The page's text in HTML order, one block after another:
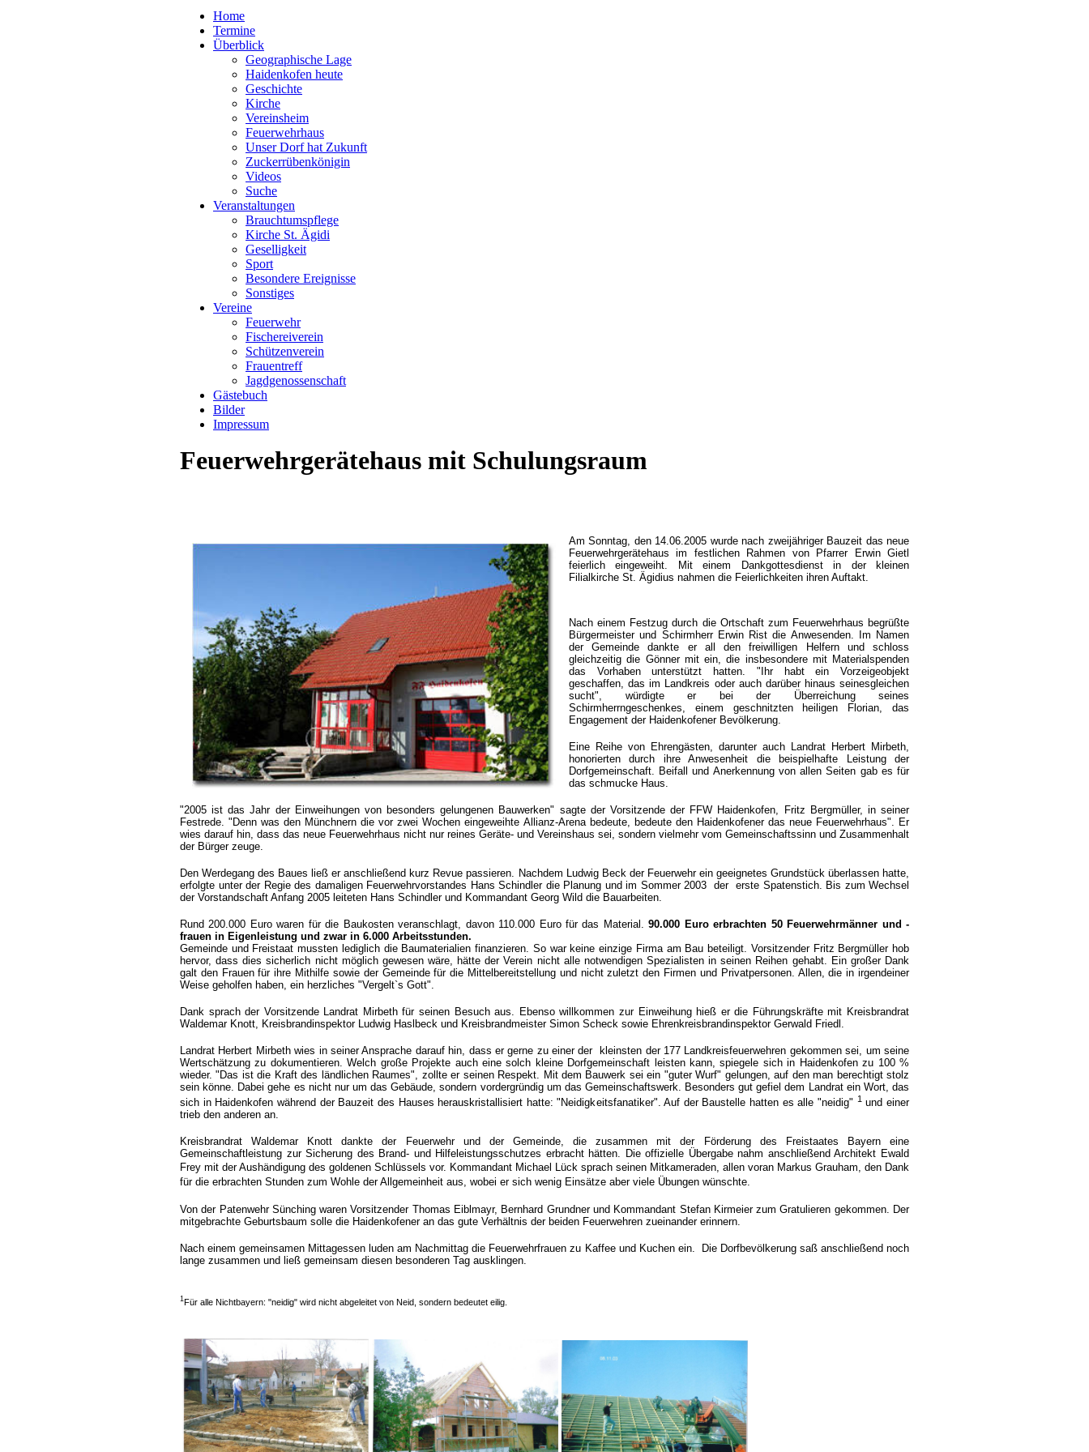
Home
Termine
Überblick
Geographische Lage
Haidenkofen heute
Geschichte
Kirche
Vereinsheim
Feuerwehrhaus
Unser Dorf hat Zukunft
Zuckerrübenkönigin
Videos
Suche
Veranstaltungen
Brauchtumspflege
Kirche St. Ägidi
Geselligkeit
Sport
Besondere Ereignisse
Sonstiges
Vereine
Feuerwehr
Fischereiverein
Schützenverein
Frauentreff
Jagdgenossenschaft
Gästebuch
Bilder
Impressum
Feuerwehrgerätehaus mit Schulungsraum
Am Sonntag, den 14.06.2005 wurde nach zweijähriger Bauzeit das neue
Feuerwehrgerätehaus im festlichen Rahmen von Pfarrer Erwin Gietl
feierlich eingeweiht. Mit einem Dankgottesdienst in der kleinen
Filialkirche St. Ägidius nahmen die Feierlichkeiten ihren Auftakt.
Nach einem Festzug durch die Ortschaft zum Feuerwehrhaus begrüßte
Bürgermeister und Schirmherr Erwin Rist die Anwesenden. Im Namen
der Gemeinde dankte er all den freiwilligen Helfern und schloss
gleichzeitig die Gönner mit ein, die insbesondere mit Materialspenden
das Vorhaben unterstützt hatten. "Ihr habt ein Vorzeigeobjekt
geschaffen, das im Landkreis oder auch darüber hinaus seinesgleichen
sucht", würdigte er bei der Überreichung seines
Schirmherrngeschenkes, einem geschnitzten heiligen Florian, das
Engagement der Haidenkofener Bevölkerung.
Eine Reihe von Ehrengästen, darunter auch Landrat Herbert Mirbeth,
honorierten durch ihre Anwesenheit die beispielhafte Leistung der
Dorfgemeinschaft. Beifall und Anerkennung von allen Seiten gab es für
das schmucke Haus.
"2005 ist das Jahr der Einweihungen von besonders gelungenen Bauwerken" sagte der Vorsitzende der FFW Haidenkofen, Fritz Bergmüller, in seiner
Festrede. "Denn was den Münchnern die vor zwei Wochen eingeweihte Allianz-Arena bedeute, bedeute den Haidenkofener das neue Feuerwehrhaus". Er
wies darauf hin, dass das neue Feuerwehrhaus nicht nur reines Geräte- und Vereinshaus sei, sondern vielmehr vom Gemeinschaftssinn und Zusammenhalt
der Bürger zeuge.
Den Werdegang des Baues ließ er anschließend kurz Revue passieren. Nachdem Ludwig Beck der Feuerwehr ein geeignetes Grundstück überlassen hatte,
erfolgte unter der Regie des damaligen Feuerwehrvorstandes Hans Schindler die Planung und im Sommer 2003 der erste Spatenstich. Bis zum Wechsel
der Vorstandschaft Anfang 2005 leiteten Hans Schindler und Kommandant Georg Wild die Bauarbeiten.
Rund 200.000 Euro waren für die Baukosten veranschlagt, davon 110.000 Euro für das Material.90.000 Euro erbrachten 50 Feuerwehrmänner und -
frauen in Eigenleistung und zwar in 6.000 Arbeitsstunden.
Gemeinde und Freistaat mussten lediglich die Baumaterialien finanzieren. So war keine einzige Firma am Bau beteiligt. Vorsitzender Fritz Bergmüller hob
hervor, dass dies sicherlich nicht möglich gewesen wäre, hätte der Verein nicht alle notwendigen Spezialisten in seinen Reihen gehabt. Ein großer Dank
galt den Frauen für ihre Mithilfe sowie der Gemeinde für die Mittelbereitstellung und nicht zuletzt den Firmen und Privatpersonen. Allen, die in irgendeiner
Weise geholfen haben, ein herzliches "Vergelt`s Gott".
Dank sprach der Vorsitzende Landrat Mirbeth für seinen Besuch aus. Ebenso willkommen zur Einweihung hieß er die Führungskräfte mit Kreisbrandrat
Waldemar Knott, Kreisbrandinspektor Ludwig Haslbeck und Kreisbrandmeister Simon Scheck sowie Ehrenkreisbrandinspektor Gerwald Friedl.
Landrat Herbert Mirbeth wies in seiner Ansprache darauf hin, dass er gerne zu einer der kleinsten der 177 Landkreisfeuerwehren gekommen sei, um seine
Wertschätzung zu dokumentieren. Welch große Projekte auch eine solch kleine Dorfgemeinschaft leisten kann, spiegele sich in Haidenkofen zu 100 %
wieder. "Das ist die Kraft des ländlichen Raumes", zollte er seinen Respekt. Mit dem Bauwerk sei ein "guter Wurf" gelungen, auf den man berechtigt stolz
sein könne. Dabei gehe es nicht nur um das Gebäude, sondern vordergründig um das Gemeinschaftswerk. Besonders gut gefiel dem Landrat ein Wort, das
sich in Haidenkofen während der Bauzeit des Hauses herauskristallisiert hatte: "Neidigkeitsfanatiker". Auf der Baustelle hatten es alle "neidig" 1 und einer
trieb den anderen an.
Kreisbrandrat Waldemar Knott dankte der Feuerwehr und der Gemeinde, die zusammen mit der Förderung des Freistaates Bayern eine
Gemeinschaftleistung zur Sicherung des Brand- und Hilfeleistungsschutzes erbracht hätten.
Die offizielle Übergabe nahm anschließend Architekt Ewald
Frey mit der Aushändigung des goldenen Schlüssels vor. Kommandant Michael Lück sprach seinen Mitkameraden, allen voran Markus Grauham, den Dank
für die erbrachten Stunden zum Wohle der Allgemeinheit aus, wobei er sich wenig Einsätze aber viele Übungen wünschte.
Von der Patenwehr Sünching waren Vorsitzender Thomas Eiblmayr, Bernhard Grundner und Kommandant Stefan Kirmeier zum Gratulieren gekommen. Der
mitgebrachte Geburtsbaum solle die Haidenkofener an das gute Verhältnis der beiden Feuerwehren zueinander erinnern.
Nach einem gemeinsamen Mittagessen luden am Nachmittag die Feuerwehrfrauen zu Kaffee und Kuchen ein.
Die Dorfbevölkerung saß anschließend noch
lange zusammen und ließ gemeinsam diesen besonderen Tag ausklingen.
1Für alle Nichtbayern: "neidig" wird nicht abgeleitet von Neid, sondern bedeutet eilig.